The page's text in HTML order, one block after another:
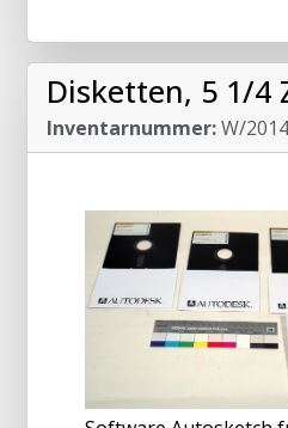
Disketten, 5 1/4
Inventarnummer:W/